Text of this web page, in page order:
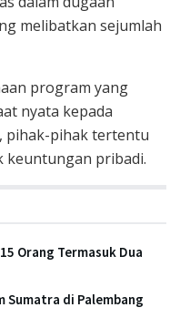
melibatkan sejumlah
program yang
nyata kepada
pihak-pihak tertentu
keuntungan pribadi.
Orang Termasuk Dua
Sumatra di Palembang